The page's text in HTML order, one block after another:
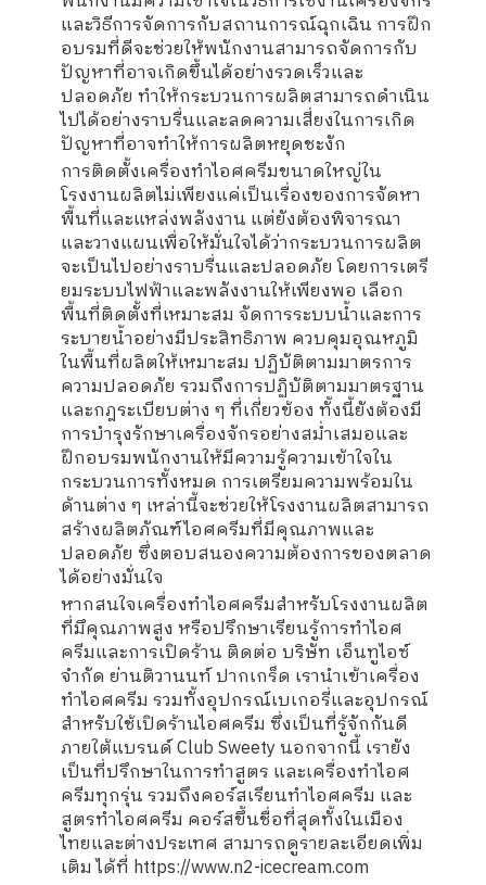
และวิธีการจัดการกับสถานการณ์ฉุกเฉิน การฝึก
อบรมที่ดีจะช่วยให้พนักงานสามารถจัดการกับ
ปัญหาที่อาจเกิดขึ้นได้อย่างรวดเร็วและ
ปลอดภัย ทำให้กระบวนการผลิตสามารถดำเนิน
ไปได้อย่างราบรื่นและลดความเสี่ยงในการเกิด
ปัญหาที่อาจทำให้การผลิตหยุดชะงัก
การติดตั้งเครื่องทำไอศครีมขนาดใหญ่ใน
โรงงานผลิตไม่เพียงแค่เป็นเรื่องของการจัดหา
พื้นที่และแหล่งพลังงาน แต่ยังต้องพิจารณา
และวางแผนเพื่อให้มั่นใจได้ว่ากระบวนการผลิต
จะเป็นไปอย่างราบรื่นและปลอดภัย โดยการเตรี
ยมระบบไฟฟ้าและพลังงานให้เพียงพอ เลือก
พื้นที่ติดตั้งที่เหมาะสม จัดการระบบน้ำและการ
ระบายน้ำอย่างมีประสิทธิภาพ ควบคุมอุณหภูมิ
ในพื้นที่ผลิตให้เหมาะสม ปฏิบัติตามมาตรการ
ความปลอดภัย รวมถึงการปฏิบัติตามมาตรฐาน
และกฎระเบียบต่าง ๆ ที่เกี่ยวข้อง ทั้งนี้ยังต้องมี
การบำรุงรักษาเครื่องจักรอย่างสม่ำเสมอและ
ฝึกอบรมพนักงานให้มีความรู้ความเข้าใจใน
กระบวนการทั้งหมด การเตรียมความพร้อมใน
ด้านต่าง ๆ เหล่านี้จะช่วยให้โรงงานผลิตสามารถ
สร้างผลิตภัณฑ์ไอศครีมที่มีคุณภาพและ
ปลอดภัย ซึ่งตอบสนองความต้องการของตลาด
ได้อย่างมั่นใจ
หากสนใจเครื่องทำไอศครีมสำหรับโรงงานผลิต
ที่มึคุณภาพสูง หรือปรึกษาเรียนรู้การทำไอศ
ครีมและการเปิดร้าน ติดต่อ บริษัท เอ็นทูไอซ์
จำกัด ย่านติวานนท์ ปากเกร็ด เรานำเข้าเครื่อง
ทำไอศครีม รวมทั้งอุปกรณ์เบเกอรี่และอุปกรณ์
สำหรับใช้เปิดร้านไอศครีม ซึ่งเป็นที่รู้จักกันดี
ภายใต้แบรนด์ Club Sweety นอกจากนี้ เรายัง
เป็นที่ปรึกษาในการทำสูตร และเครื่องทำไอศ
ครีมทุกรุ่น รวมถึงคอร์สเรียนทำไอศครีม และ
สูตรทำไอศครีม คอร์สขึ้นชื่อที่สุดทั้งในเมือง
ไทยและต่างประเทศ สามารถดูรายละเอียดเพิ่ม
เติม ได้ที่ https://www.n2-icecream.com